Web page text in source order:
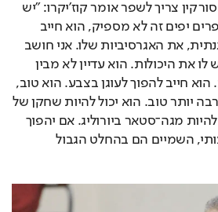
על האספקטים שאותם סורקין צריך לשפר אומר קוז'יקרו: "יש
לו הרבה מה לשפר. מספרים יפים זה לא מספיק, הוא חייב
לשפר את הנוכחות ההגנתית, את האגרסיביות שלו. אני חושב
שזה שינוי תפיסתי, כי יש לו את היכולות. הוא עדיין לא מבין
כמה הוא חשוב הגנתית. הוא חייב להפוך לעוגן בצבע. הוא טוב,
בעיניי הוא יכול להיות הרבה יותר טוב. הוא יכול להיות שחקן של
דאבל־דאבל כל משחק ולהיות מגה־סטאר ביורוליג. אם יהפוך
גם לסנטר הגנתי משמעותי, השמיים הם בהחלט הגבול